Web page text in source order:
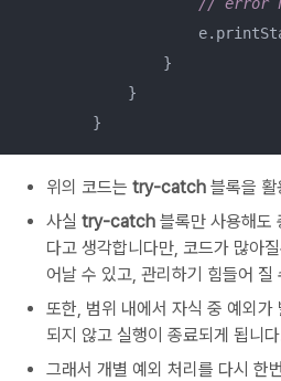
                }
            }
        }
위의 코드는 try-catch 블록을 활
사실 try-catch 블록만 사용해도
다고 생각합니다만, 코드가 많아
어날 수 있고, 관리하기 힘들어 질
또한, 범위 내에서 자식 중 예외가
되지 않고 실행이 종료되게 됩니
그래서 개별 예외 처리를 다시 한